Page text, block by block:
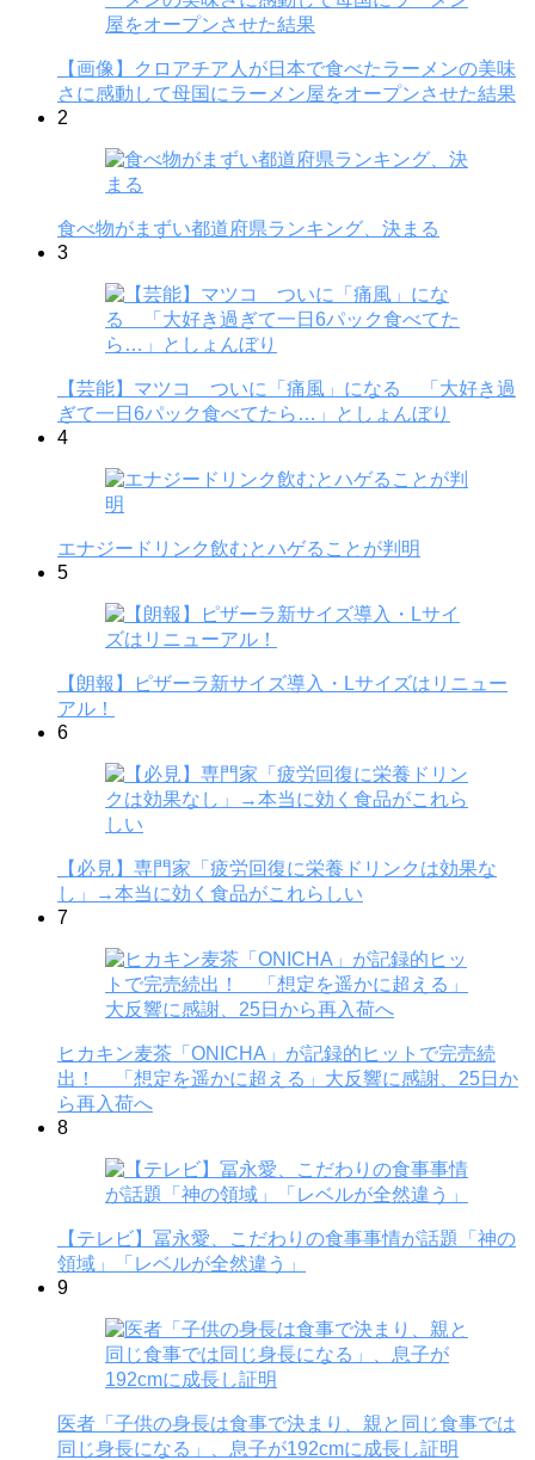
【画像】クロアチア人が日本で食べたラーメンの美味
さに感動して母国にラーメン屋をオープンさせた結果
2
食べ物がまずい都道府県ランキング、決まる
3
【芸能】マツコ ついに「痛風」になる 「大好き過
ぎて一日6パック食べてたら…」としょんぼり
4
エナジードリンク飲むとハゲることが判明
5
【朗報】ピザーラ新サイズ導入・Lサイズはリニュー
アル！
6
【必見】専門家「疲労回復に栄養ドリンクは効果な
し」→本当に効く食品がこれらしい
7
ヒカキン麦茶「ONICHA」が記録的ヒットで完売続
出！ 「想定を遥かに超える」大反響に感謝、25日か
ら再入荷へ
8
【テレビ】冨永愛、こだわりの食事事情が話題「神の
領域」「レベルが全然違う」
9
医者「子供の身長は食事で決まり、親と同じ食事では
同じ身長になる」、息子が192cmに成長し証明